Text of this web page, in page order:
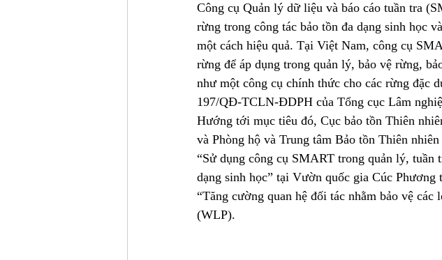
Công cụ Quản lý dữ liệu và báo cáo tuần tra
rừng trong công tác bảo tồn đa dạng sinh học
một cách hiệu quả. Tại Việt Nam, công cụ
rừng để áp dụng trong quản lý, bảo vệ rừng,
như một công cụ chính thức cho các rừng đặc
197/QĐ-TCLN-ĐDPH của Tổng cục Lâm
Hướng tới mục tiêu đó, Cục bảo tồn Thiên
và Phòng hộ và Trung tâm Bảo tồn Thiên
“Sử dụng công cụ SMART trong quản lý, tuần
dạng sinh học” tại Vườn quốc gia Cúc
“Tăng cường quan hệ đối tác nhằm bảo vệ
(WLP).